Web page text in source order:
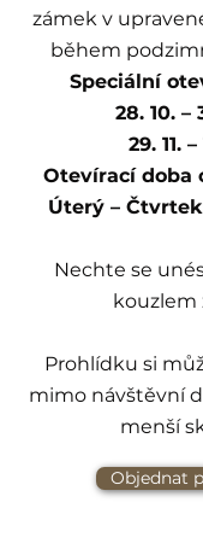
zámek v
během
Speciální
28. 10. –
29. 11. –
Otevírací doba
Úterý –
Nechte se
kouzlem
Prohlídku si
mimo návštěvní
menší
Objednat